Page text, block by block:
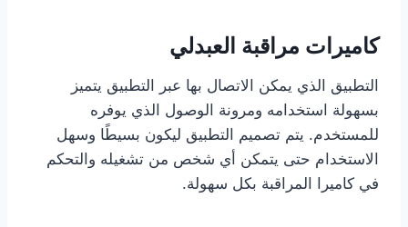
كاميرات مراقبة العبدلي
التطبيق الذي يمكن الاتصال بها عبر التطبيق يتميز
بسهولة استخدامه ومرونة الوصول الذي يوفره
للمستخدم. يتم تصميم التطبيق ليكون بسيطًا وسهل
الاستخدام حتى يتمكن أي شخص من تشغيله والتحكم
في كاميرا المراقبة بكل سهولة.